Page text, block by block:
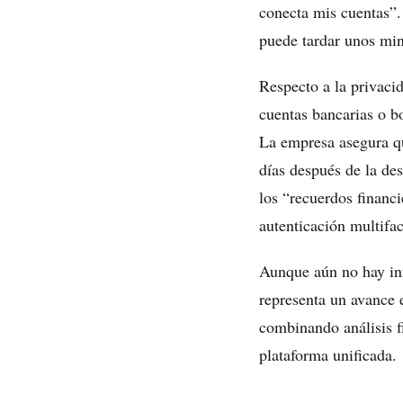
conecta mis
puede tardar unos
Respecto a la
cuentas bancarias o
La empresa asegura
días después de la
los “recuerdos
autenticación
Aunque aún no hay
representa un
combinando análisis
plataforma unificada.